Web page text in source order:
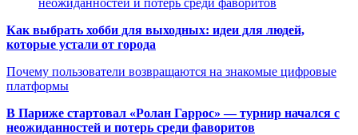
Как выбрать хобби для выходных: идеи для людей,
которые устали от города
Почему пользователи возвращаются на знакомые цифровые
платформы
В Париже стартовал «Ролан Гаррос» — турнир начался с
неожиданностей и потерь среди фаворитов